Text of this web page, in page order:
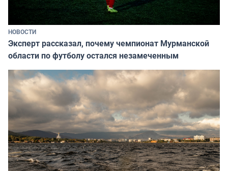
НОВОСТИ
Эксперт рассказал, почему чемпионат Мурманской
области по футболу остался незамеченным